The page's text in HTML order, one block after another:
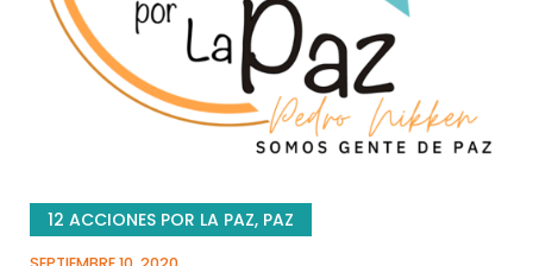
12 ACCIONES POR LA PAZ, PAZ